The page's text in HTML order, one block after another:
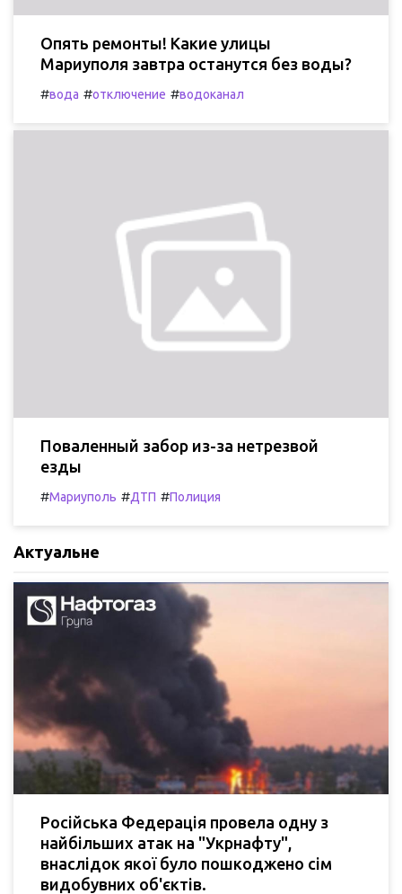
Опять ремонты! Какие улицы
Мариуполя завтра останутся без воды?
#вода #отключение #водоканал
Поваленный забор из-за нетрезвой
езды
#Мариуполь #ДТП #Полиция
Актуальне
Російська Федерація провела одну з
найбільших атак на "Укрнафту",
внаслідок якої було пошкоджено сім
видобувних об'єктів.